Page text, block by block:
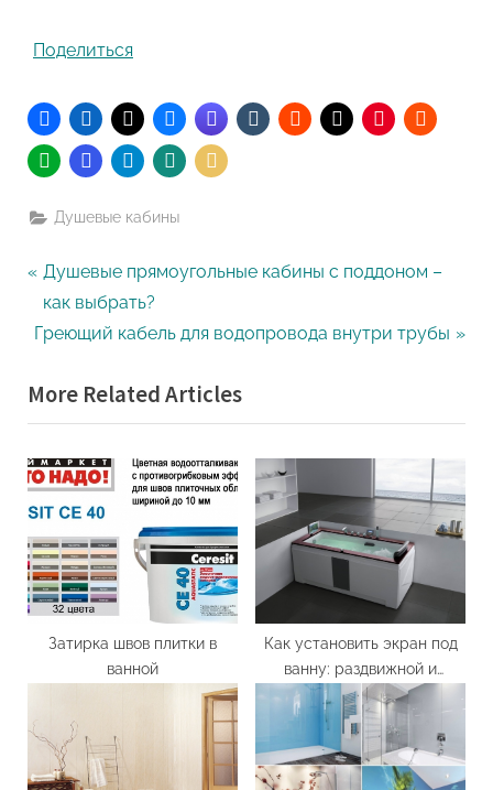
Поделиться
Душевые кабины
Навигация
по
P
r
e
o
u
s
P
o
s
Душевые прямоугольные кабины с поддоном –
как выбрать?
N
x
t
P
o
s
t
:
Греющий кабель для водопровода внутри трубы
More Related Articles
Затирка швов плитки в
ванной
Как установить экран под
ванну: раздвижной и
пластиковый